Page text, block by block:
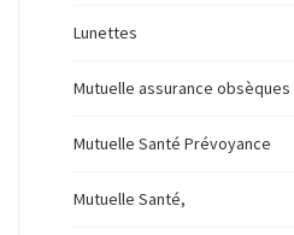
Lunettes
Mutuelle assurance obsèques
Mutuelle Santé Prévoyance
Mutuelle Santé,